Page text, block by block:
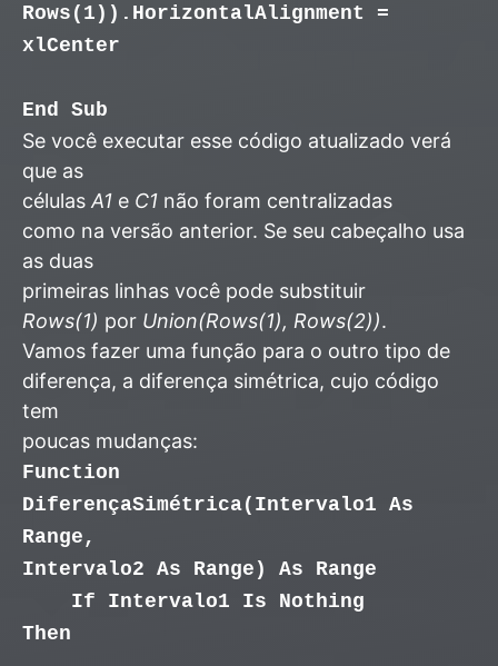
Rows(1)).HorizontalAlignment =
xlCenter
End Sub
Se você executar esse código atualizado verá
que as
células A1 e C1 não foram centralizadas
como na versão anterior. Se seu cabeçalho usa
as duas
primeiras linhas você pode substituir
Rows(1) por Union(Rows(1), Rows(2)).
Vamos fazer uma função para o outro tipo de
diferença, a diferença simétrica, cujo código
tem
poucas mudanças:
Function
DiferençaSimétrica(Intervalo1 As
Range,
Intervalo2 As Range) As Range
If Intervalo1 Is Nothing
Then